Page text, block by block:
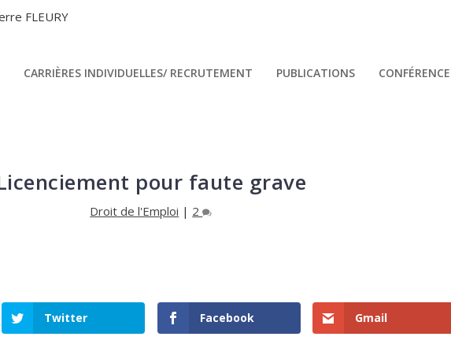
FLEURY
CARRIÈRES INDIVIDUELLES/ RECRUTEMENT PUBLICATIONS
pour faute grave
Droit de l'Emploi | 2
Twitter Facebook Gmail